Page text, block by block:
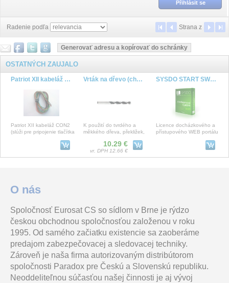
Přihlásit se
Radenie podľa Strana z
OSTATNÝCH ZAUJALO
Patriot XII kabeláž CON2
Patriot XII kabeláž CON2
(slúži pre pripojenie tlačítka
Vrták na dřevo (chromvanadová ocel), 18,0 x 180 mm
K použití do tvrdého a
měkkého dřeva, překližek,
Spirálovit10.29 €
vr. DPH 12.66 €
SYSDO START SW PACK
Licence docházkového a
přístupového WEB portálu
jednorázový startovacà
Biometrický modul pro
vrátník 2N® Helios IP Verso.
Vyznačuje se maximální
bezpečností, vyso
BulletCam HL (8 Mp/2.8
mm) je drátová AI IP kamera
s hybridním přísvitem (IR +
bílé světlo)
Krabice určené k rohovej
montáži vstupného panelu
série iBLACK i LINEA 201.
Jedná sa o vhodnà
DS-2CE56F7T-ITM/2,8mm Kamstrup modul xx3 LoRaWan, inputs (In-A, In-B), 868 MHz TM70
O nás
Spoločnosť Eurosat CS so sídlom v Brne je rýdzo
českou obchodnou spoločnosťou založenou v roku
1995. Od samého začiatku existencie sa zaoberáme
predajom zabezpečovacej a sledovacej techniky.
Zároveň je naša firma autorizovaným distribútorom
spoločnosti Paradox pre Českú a Slovenskú republiku.
Neoddeliteľnou súčasťou našej činnosti je aj vývoj